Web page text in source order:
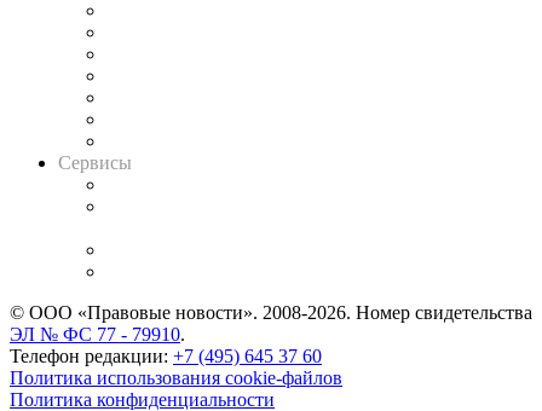
Сервисы
© ООО «Правовые новости». 2008-2026. Номер свидетельства
ЭЛ № ФС 77 - 79910.
Телефон редакции: +7 (495) 645 37 60
Политика использования cookie-файлов
Политика конфиденциальности